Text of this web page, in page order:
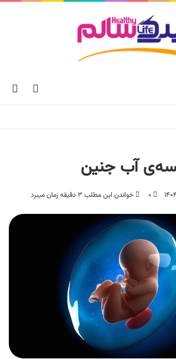
skin
آب جنین
۰ خواندن این مطلب ۳ دقیقه زمان میبرد